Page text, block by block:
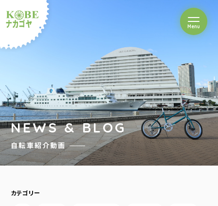
ルショップナカゴヤ
Menuを開閉
NEWS & BLOG
自転車紹介動画
カテゴリー